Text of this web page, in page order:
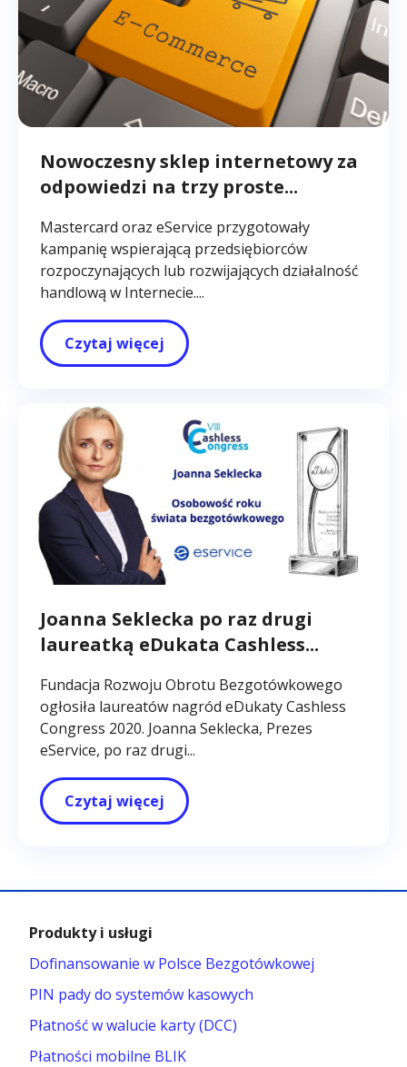
Nowoczesny sklep internetowy za
odpowiedzi na trzy proste...
Mastercard oraz eService przygotowały
kampanię wspierającą przedsiębiorców
rozpoczynających lub rozwijających działalność
handlową w Internecie....
Czytaj więcej
Joanna Seklecka po raz drugi
laureatką eDukata Cashless...
Fundacja Rozwoju Obrotu Bezgotówkowego
ogłosiła laureatów nagród eDukaty Cashless
Congress 2020. Joanna Seklecka, Prezes
eService, po raz drugi...
Czytaj więcej
Produkty i usługi
Dofinansowanie w Polsce Bezgotówkowej
PIN pady do systemów kasowych
Płatność w walucie karty (DCC)
Płatności mobilne BLIK